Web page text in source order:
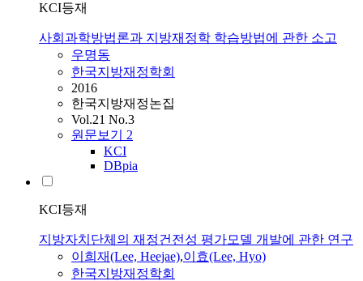
KCI등재
사회과학방법론과 지방재정학 학습방법에 관한 소고
우명동
한국지방재정학회
2016
한국지방재정논집
Vol.21 No.3
원문보기 2
KCI
DBpia
KCI등재
지방자치단체의 재정건전성 평가모델 개발에 관한 연구
이희재(Lee, Heejae),이효(Lee, Hyo)
한국지방재정학회